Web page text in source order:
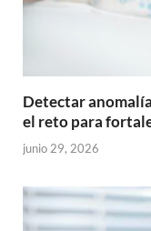
Detectar
el reto para
junio 29, 2026